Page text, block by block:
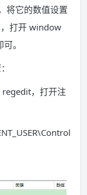
将它的数值设置
打开 window
。
，打开注